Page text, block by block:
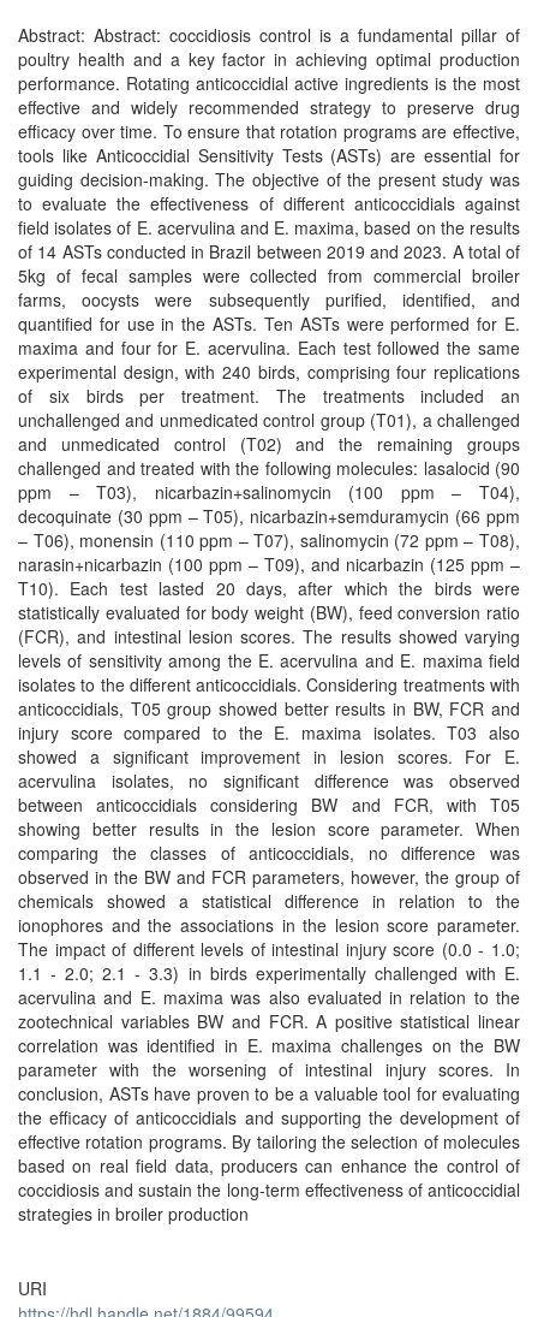
Abstract: Abstract: coccidiosis control is a fundamental pillar of
poultry health and a key factor in achieving optimal production
performance. Rotating anticoccidial active ingredients is the most
effective and widely recommended strategy to preserve drug
efficacy over time. To ensure that rotation programs are effective,
tools like Anticoccidial Sensitivity Tests (ASTs) are essential for
guiding decision-making. The objective of the present study was
to evaluate the effectiveness of different anticoccidials against
field isolates of E. acervulina and E. maxima, based on the results
of 14 ASTs conducted in Brazil between 2019 and 2023. A total of
5kg of fecal samples were collected from commercial broiler
farms, oocysts were subsequently purified, identified, and
quantified for use in the ASTs. Ten ASTs were performed for E.
maxima and four for E. acervulina. Each test followed the same
experimental design, with 240 birds, comprising four replications
of six birds per treatment. The treatments included an
unchallenged and unmedicated control group (T01), a challenged
and unmedicated control (T02) and the remaining groups
challenged and treated with the following molecules: lasalocid (90
ppm – T03), nicarbazin+salinomycin (100 ppm – T04),
decoquinate (30 ppm – T05), nicarbazin+semduramycin (66 ppm
– T06), monensin (110 ppm – T07), salinomycin (72 ppm – T08),
narasin+nicarbazin (100 ppm – T09), and nicarbazin (125 ppm –
T10). Each test lasted 20 days, after which the birds were
statistically evaluated for body weight (BW), feed conversion ratio
(FCR), and intestinal lesion scores. The results showed varying
levels of sensitivity among the E. acervulina and E. maxima field
isolates to the different anticoccidials. Considering treatments with
anticoccidials, T05 group showed better results in BW, FCR and
injury score compared to the E. maxima isolates. T03 also
showed a significant improvement in lesion scores. For E.
acervulina isolates, no significant difference was observed
between anticoccidials considering BW and FCR, with T05
showing better results in the lesion score parameter. When
comparing the classes of anticoccidials, no difference was
observed in the BW and FCR parameters, however, the group of
chemicals showed a statistical difference in relation to the
ionophores and the associations in the lesion score parameter.
The impact of different levels of intestinal injury score (0.0 - 1.0;
1.1 - 2.0; 2.1 - 3.3) in birds experimentally challenged with E.
acervulina and E. maxima was also evaluated in relation to the
zootechnical variables BW and FCR. A positive statistical linear
correlation was identified in E. maxima challenges on the BW
parameter with the worsening of intestinal injury scores. In
conclusion, ASTs have proven to be a valuable tool for evaluating
the efficacy of anticoccidials and supporting the development of
effective rotation programs. By tailoring the selection of molecules
based on real field data, producers can enhance the control of
coccidiosis and sustain the long-term effectiveness of anticoccidial
strategies in broiler production
URI